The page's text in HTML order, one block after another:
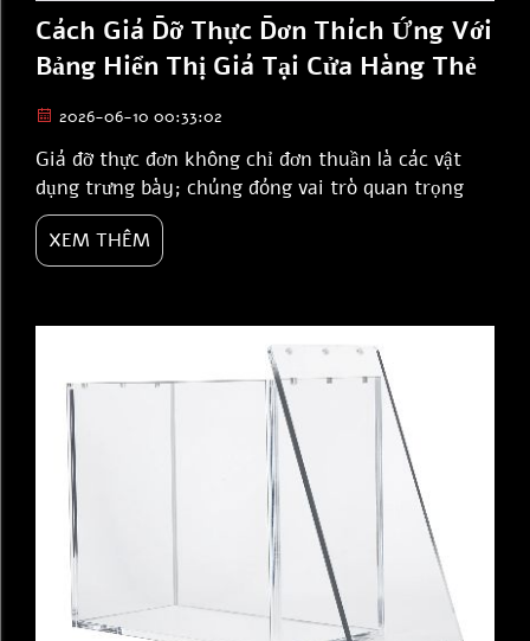
Cách Giá Đỡ Thực Đơn Thích Ứng Với
Bảng Hiển Thị Giá Tại Cửa Hàng Thẻ
2026-06-10 00:33:02
Giá đỡ thực đơn không chỉ đơn thuần là các vật
dụng trưng bày; chúng đóng vai trò quan trọng
trong việc hiển thị giá cả tại các cửa hàng. Khi bạn
bước vào một cửa hàng, bạn thường thấy những
giá đỡ này được đặt cạnh các sản phẩm cùng với
ra sự khác biệt lớn trong cách khách hàng nhìn
XEM THÊM